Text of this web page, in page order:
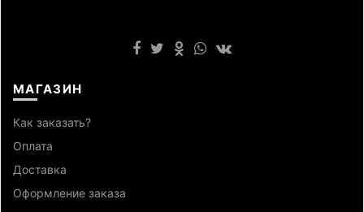
МАГАЗИН
Как заказать?
Оплата
Доставка
Оформление заказа